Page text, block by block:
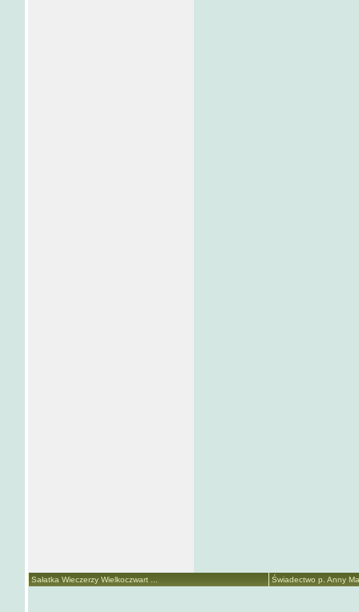
Sałatka Wieczerzy Wielkoczwart ... Świadectwo p. Anny